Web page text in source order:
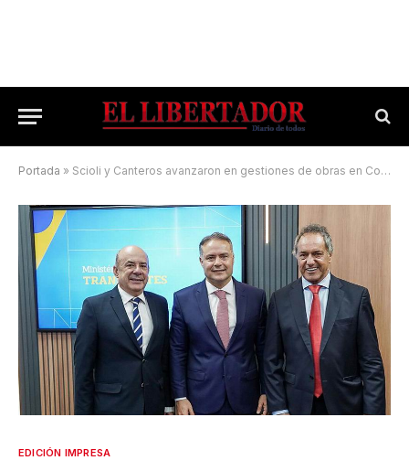
Portada » Scioli y Canteros avanzaron en gestiones de obras en Corrientes
EDICIÓN IMPRESA